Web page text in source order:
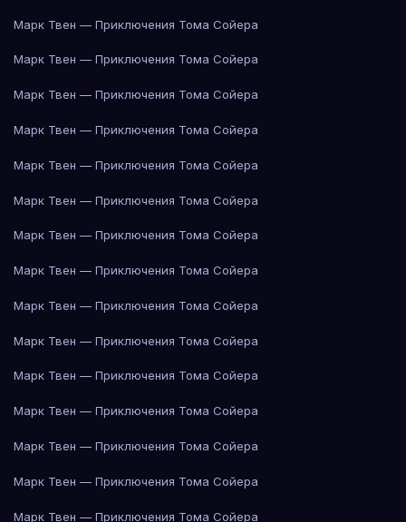
Марк Твен — Приключения Тома Сойера
Марк Твен — Приключения Тома Сойера
Марк Твен — Приключения Тома Сойера
Марк Твен — Приключения Тома Сойера
Марк Твен — Приключения Тома Сойера
Марк Твен — Приключения Тома Сойера
Марк Твен — Приключения Тома Сойера
Марк Твен — Приключения Тома Сойера
Марк Твен — Приключения Тома Сойера
Марк Твен — Приключения Тома Сойера
Марк Твен — Приключения Тома Сойера
Марк Твен — Приключения Тома Сойера
Марк Твен — Приключения Тома Сойера
Марк Твен — Приключения Тома Сойера
Марк Твен — Приключения Тома Сойера